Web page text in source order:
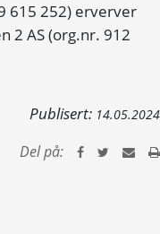
615 252) erverver
2 AS (org.nr. 912
Publisert: 14.05.2024
Del på: